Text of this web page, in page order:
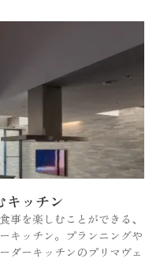
キッチン
事を楽しむことができる、
キッチン。プランニングや
ダーキッチンのプリマヴェ